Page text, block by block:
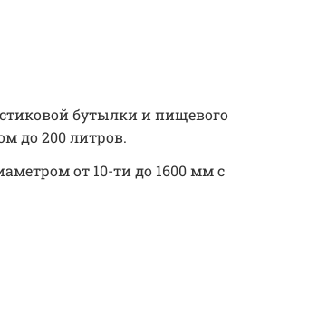
бутылки и пищевого
до 200 литров.
от 10-ти до 1600 мм с